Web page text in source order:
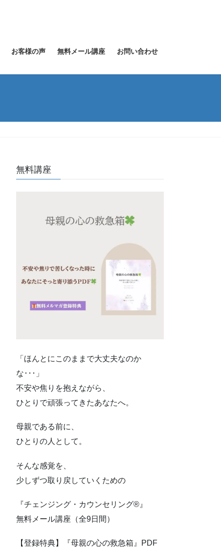
お客様の声 無料メール講座 お問い合わせ
無料講座
「ほんとにこのままで大丈夫なのか
な･･･」
不安や焦りを抱えながら、
ひとりで頑張ってきたあなたへ。
母親である前に、
ひとりの人として。
そんな感覚を、
少しずつ取り戻していくための
『チェンジング・カウンセリング®』
無料メール講座（全9日間）
【登録特典】『母親の心の救急箱』PDF